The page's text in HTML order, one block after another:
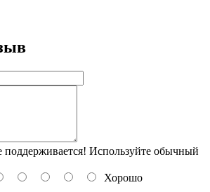
Используйте обычный
Хорошо